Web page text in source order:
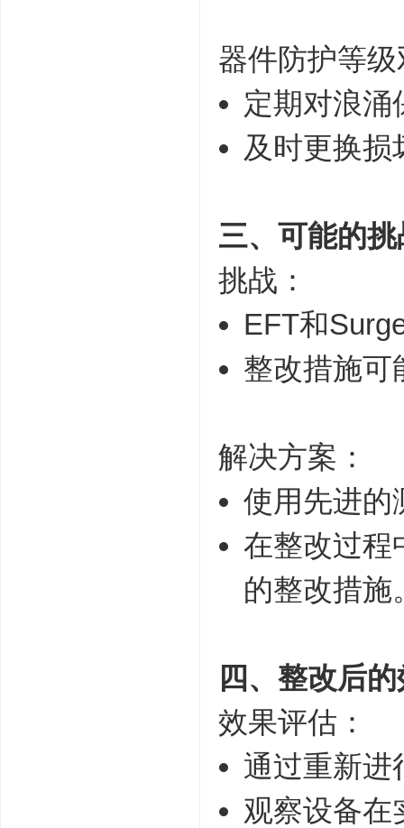
器件防护等
定期对浪涌
及时更换损
三、可能的
挑战：
EFT和
整改措施可
解决方案：
使用先进的
在整改过程
的整改措施
四、整改后
效果评估：
通过重新进
观察设备在